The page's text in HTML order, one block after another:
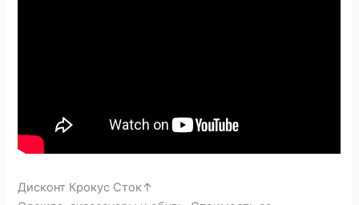
Дисконт Крокус Сток↑